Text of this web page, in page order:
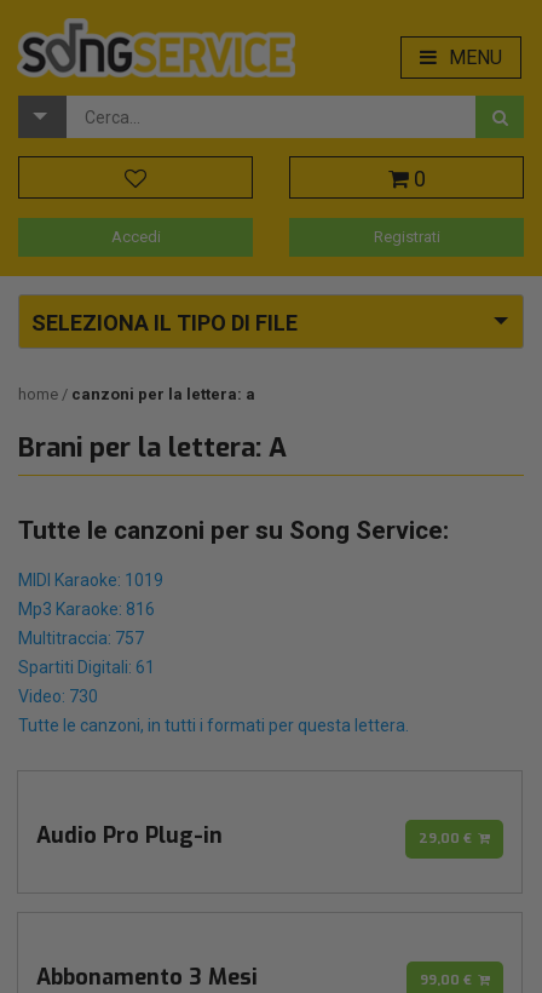
MENU
0
Accedi Registrati
SELEZIONA IL TIPO DI FILE
home canzoni per la lettera: a
Brani per la lettera: A
Tutte le canzoni per su Song Service:
MIDI Karaoke: 1019
Mp3 Karaoke: 816
Multitraccia: 757
Spartiti Digitali: 61
Video: 730
Tutte le canzoni, in tutti i formati per questa lettera.
Audio Pro Plug-in 29,00 €
Abbonamento 3 Mesi 99,00 €